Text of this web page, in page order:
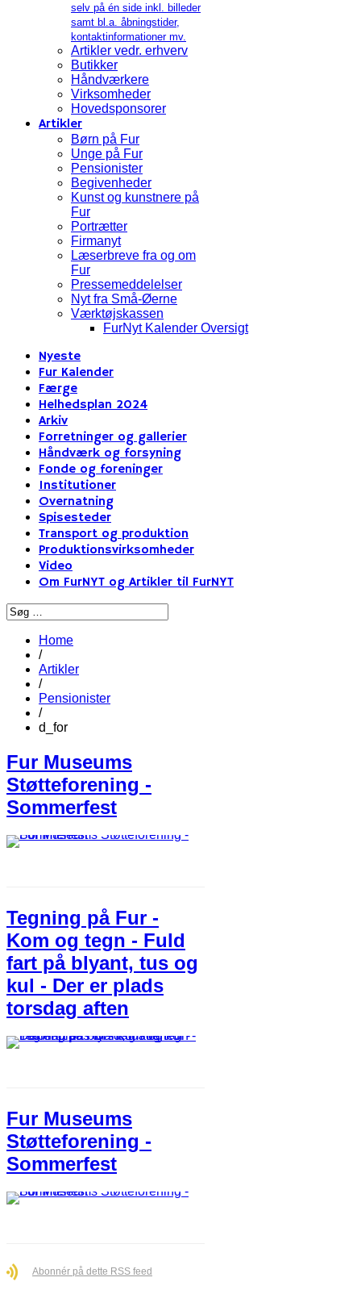
selv på én side inkl. billeder
samt bl.a. åbningstider,
kontaktinformationer mv.
Artikler vedr. erhverv
Butikker
Håndværkere
Virksomheder
Hovedsponsorer
Artikler
Børn på Fur
Unge på Fur
Pensionister
Begivenheder
Kunst og kunstnere på
Fur
Portrætter
Firmanyt
Læserbreve fra og om
Fur
Pressemeddelelser
Nyt fra Små-Øerne
Værktøjskassen
FurNyt Kalender Oversigt
Nyeste
Fur Kalender
Færge
Helhedsplan 2024
Arkiv
Forretninger og gallerier
Håndværk og forsyning
Fonde og foreninger
Institutioner
Overnatning
Spisesteder
Transport og produktion
Produktionsvirksomheder
Video
Om FurNYT og Artikler til FurNYT
Home
/
Artikler
/
Pensionister
/
d_for
Fur Museums
Støtteforening -
Sommerfest
Tegning på Fur -
Kom og tegn - Fuld
fart på blyant, tus og
kul - Der er plads
torsdag aften
Fur Museums
Støtteforening -
Sommerfest
Abonnér på dette RSS feed